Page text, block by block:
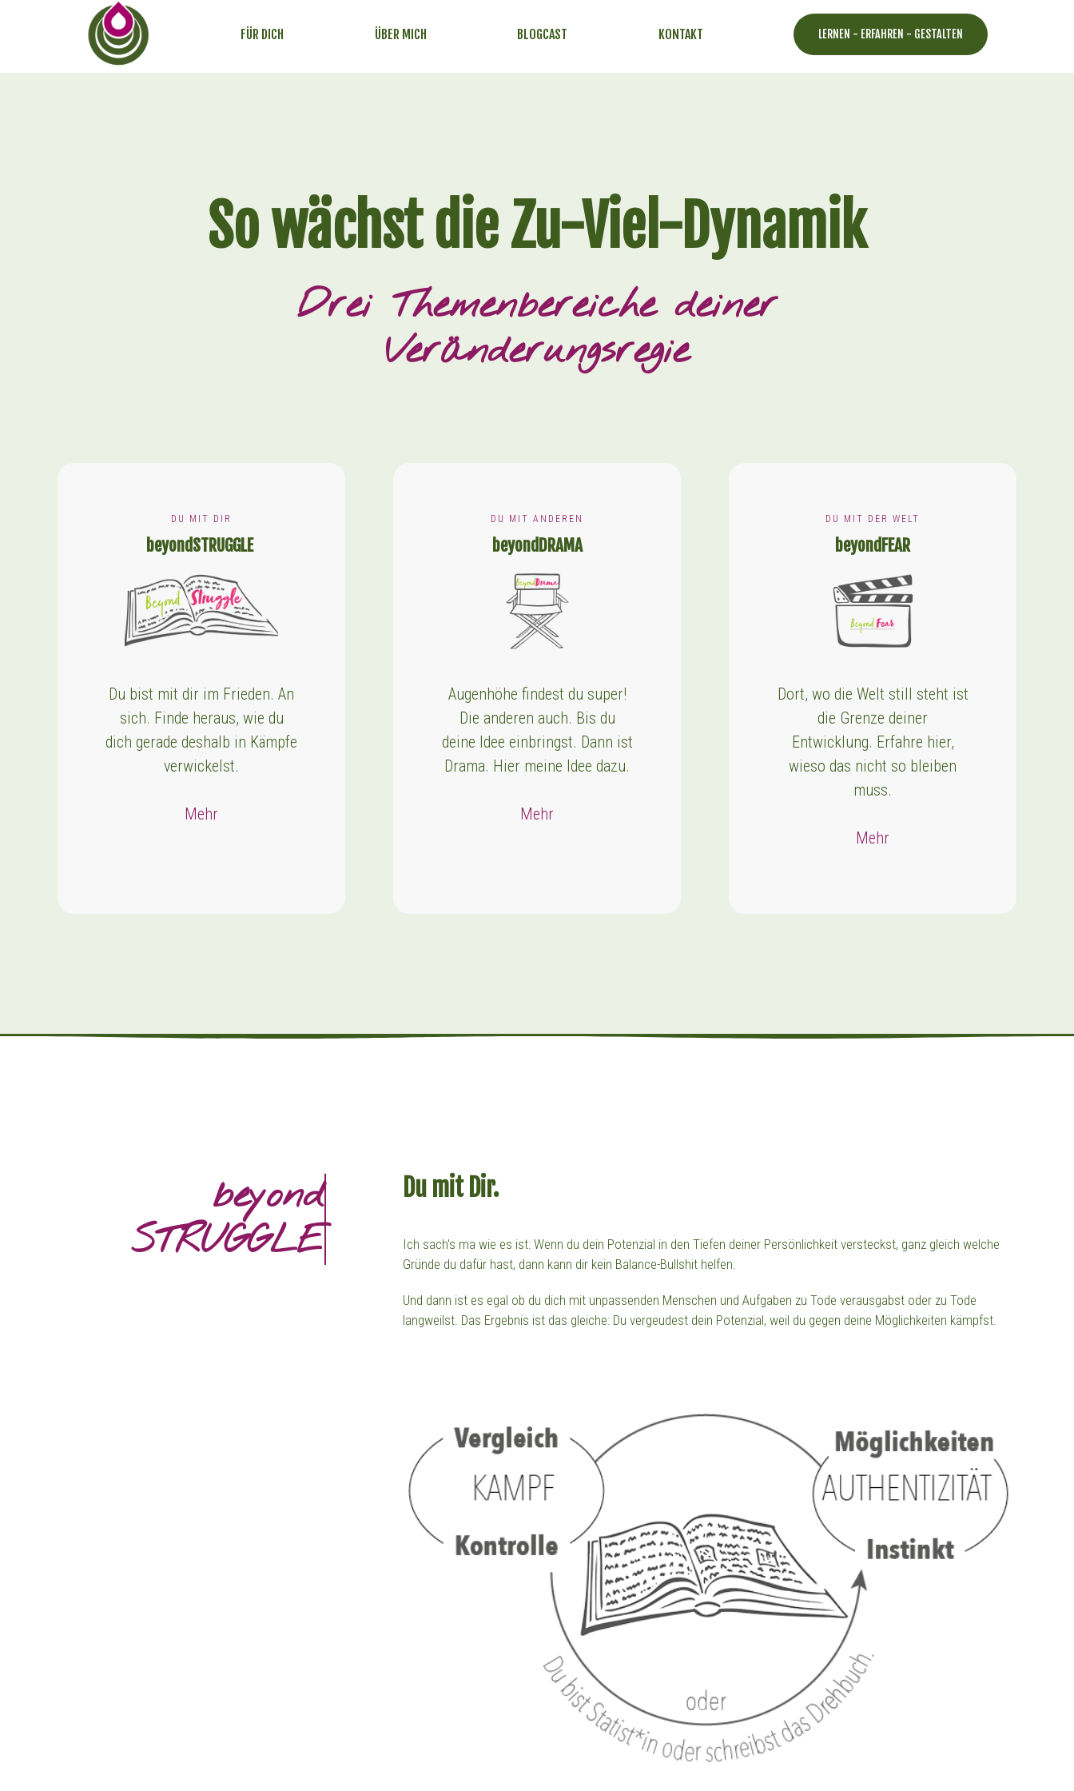
FÜR DICH ÜBER MICH BLOGCAST KONTAKT LERNEN - ERFAHREN - GESTALTEN
So wächst die Zu-Viel-Dynamik
Drei Themenbereiche deiner
Veränderungsregie
DU MIT DIR
beyondSTRUGGLE
Du bist mit dir im Frieden. An
sich. Finde heraus, wie du
dich gerade deshalb in Kämpfe
verwickelst.
Mehr
DU MIT ANDEREN
beyondDRAMA
Augenhöhe findest du super!
Die anderen auch. Bis du
deine Idee einbringst. Dann ist
Drama. Hier meine Idee dazu.
Mehr
DU MIT DER WELT
beyondFEAR
Dort, wo die Welt still steht ist
die Grenze deiner
Entwicklung. Erfahre hier,
wieso das nicht so bleiben
muss.
Mehr
beyond
STRUGGLE
Du mit Dir.
Ich sach's ma wie es ist: Wenn du dein Potenzial in den Tiefen deiner Persönlichkeit versteckst, ganz gleich welche
Gründe du dafür hast, dann kann dir kein Balance-Bullshit helfen.
Und dann ist es egal ob du dich mit unpassenden Menschen und Aufgaben zu Tode verausgabst oder zu Tode
langweilst. Das Ergebnis ist das gleiche: Du vergeudest dein Potenzial, weil du gegen deine Möglichkeiten kämpfst.